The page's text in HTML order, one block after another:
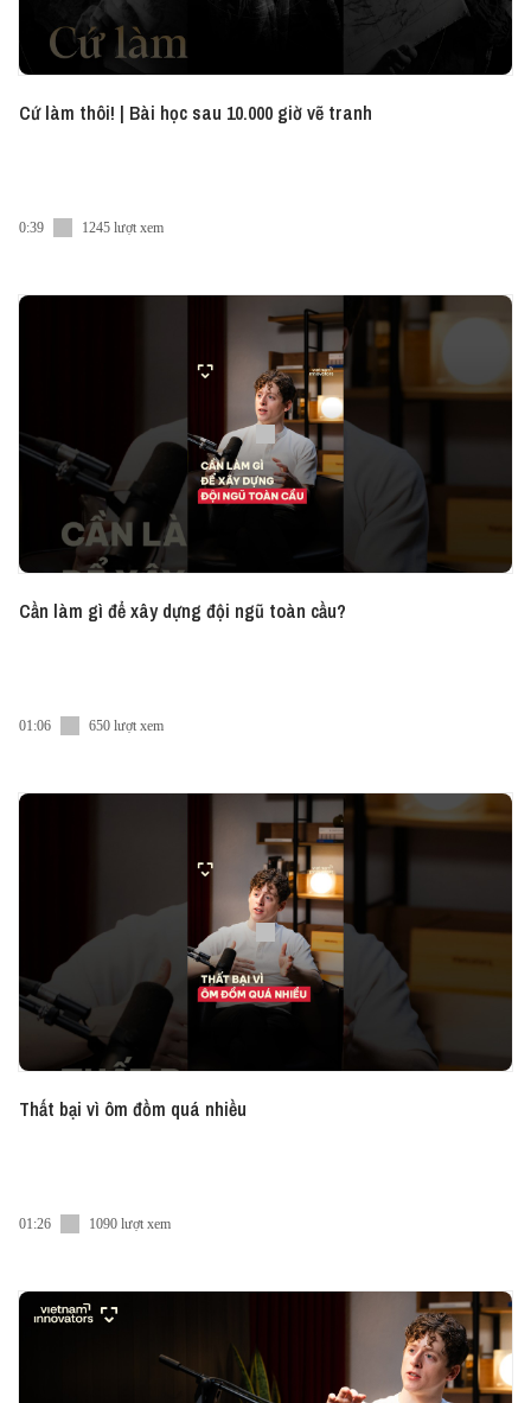
Cứ làm thôi! | Bài học sau 10.000 giờ vẽ tranh
0:39 1245 lượt xem
Cần làm gì để xây dựng đội ngũ toàn cầu?
01:06 650 lượt xem
Thất bại vì ôm đồm quá nhiều
01:26 1090 lượt xem